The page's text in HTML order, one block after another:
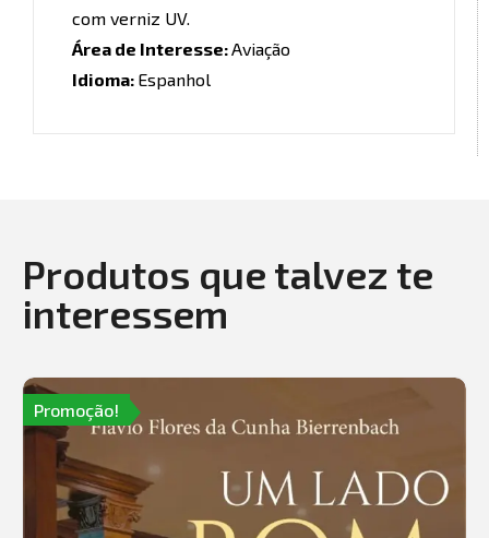
com verniz UV.
Área de Interesse:Aviação
Idioma: Espanhol
Produtos que talvez te
interessem
Promoção!